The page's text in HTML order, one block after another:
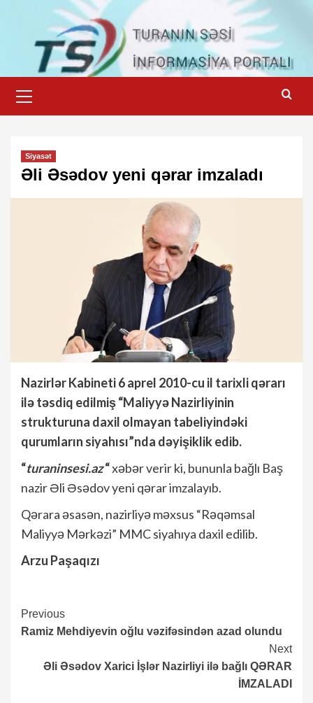
content
Menu
Siyasət
Əli Əsədov yeni qərar imzaladı
Nazirlər Kabineti 6 aprel 2010-cu il tarixli qərarı
ilə təsdiq edilmiş “Maliyyə Nazirliyinin
strukturuna daxil olmayan tabeliyindəki
qurumların siyahısı”nda dəyişiklik edib.
“turaninsesi.az“xəbər verir ki, bununla bağlı Baş
nazir Əli Əsədov yeni qərar imzalayıb.
Qərara əsasən, nazirliyə məxsus “Rəqəmsal
Maliyyə Mərkəzi” MMC siyahıya daxil edilib.
Arzu Paşaqızı
Continue
Reading
Previous
Ramiz Mehdiyevin oğlu vəzifəsindən azad olundu
Next
Əli Əsədov Xarici İşlər Nazirliyi ilə bağlı QƏRAR
İMZALADI